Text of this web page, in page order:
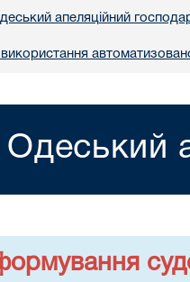
апеляційний
Одеський